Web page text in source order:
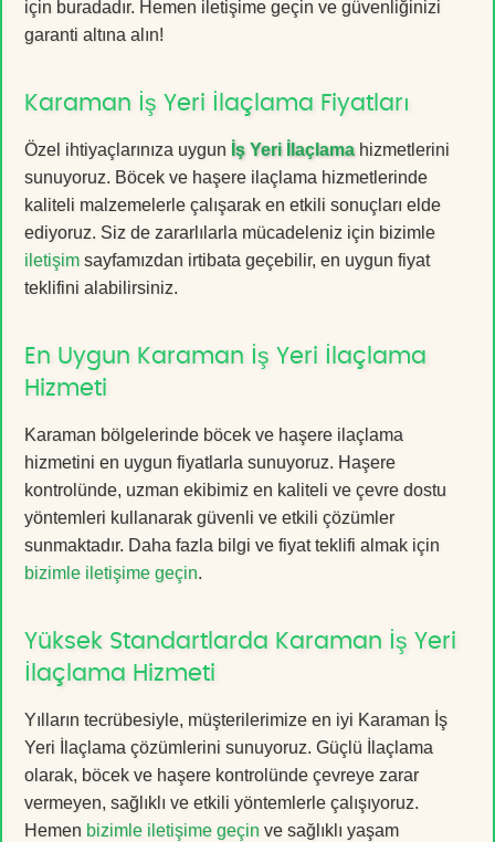
için buradadır. Hemen iletişime geçin ve güvenliğinizi
garanti altına alın!
Karaman İş Yeri İlaçlama Fiyatları
Özel ihtiyaçlarınıza uygun İş Yeri İlaçlamahizmetlerini
sunuyoruz. Böcek ve haşere ilaçlama hizmetlerinde
kaliteli malzemelerle çalışarak en etkili sonuçları elde
ediyoruz. Siz de zararlılarla mücadeleniz için bizimle
iletişim sayfamızdan irtibata geçebilir, en uygun fiyat
teklifini alabilirsiniz.
En Uygun Karaman İş Yeri İlaçlama
Hizmeti
Karaman bölgelerinde böcek ve haşere ilaçlama
hizmetini en uygun fiyatlarla sunuyoruz. Haşere
kontrolünde, uzman ekibimiz en kaliteli ve çevre dostu
yöntemleri kullanarak güvenli ve etkili çözümler
sunmaktadır. Daha fazla bilgi ve fiyat teklifi almak için
bizimle iletişime geçin.
Yüksek Standartlarda Karaman İş Yeri
İlaçlama Hizmeti
Yılların tecrübesiyle, müşterilerimize en iyi Karaman İş
Yeri İlaçlama çözümlerini sunuyoruz. Güçlü İlaçlama
olarak, böcek ve haşere kontrolünde çevreye zarar
vermeyen, sağlıklı ve etkili yöntemlerle çalışıyoruz.
Hemen bizimle iletişime geçin ve sağlıklı yaşam